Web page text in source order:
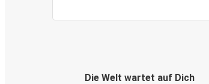
Die Welt wartet auf Dich